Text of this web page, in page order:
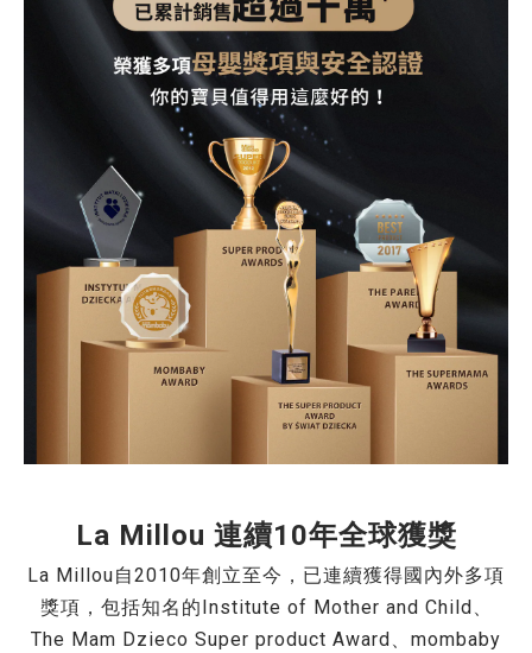
La Millou 連續10年全球獲獎
La Millou自2010年創立至今，已連續獲得國內外多項
獎項，包括知名的Institute of Mother and Child、
The Mam Dzieco Super product Award、mombaby